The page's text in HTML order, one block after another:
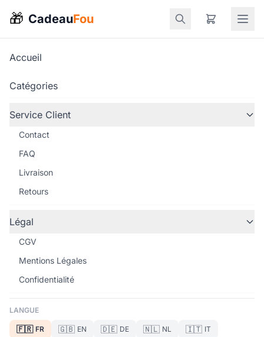
🎁 CadeauFou
Accueil
Catégories
Service Client
Contact
FAQ
Livraison
Retours
Légal
CGV
Mentions Légales
Confidentialité
LANGUE
🇫🇷 FR 🇬🇧 EN 🇩🇪 DE 🇳🇱 NL 🇮🇹 IT